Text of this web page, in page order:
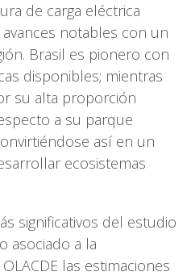
de carga eléctrica
notables con un
Brasil es pionero con
disponibles; mientras
su alta proporción
a su parque
así en un
ecosistemas
significativos del estudio
asociado a la
las estimaciones